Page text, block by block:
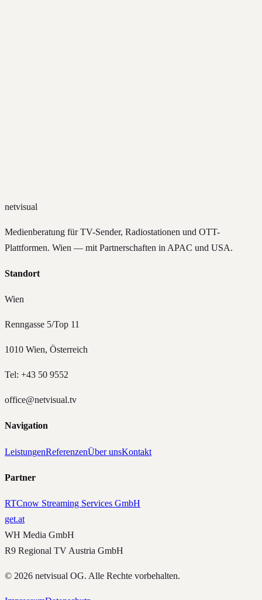
netvisual
Medienberatung für TV-Sender, Radiostationen und OTT-
Plattformen. Wien — mit Partnerschaften in APAC und USA.
Standort
Wien
Renngasse 5/Top 11
1010 Wien, Österreich
Tel: +43 50 9552
office@netvisual.tv
Navigation
LeistungenReferenzenÜber unsKontakt
Partner
RTCnow Streaming Services GmbH
get.at
WH Media GmbH
R9 Regional TV Austria GmbH
© 2026 netvisual OG. Alle Rechte vorbehalten.